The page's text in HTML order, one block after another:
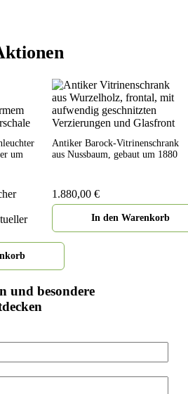
um
Antiker Barock-Vitrinenschrank
aus Nussbaum, gebaut um 1880
1.880,00 €
In den Warenkorb
und besondere